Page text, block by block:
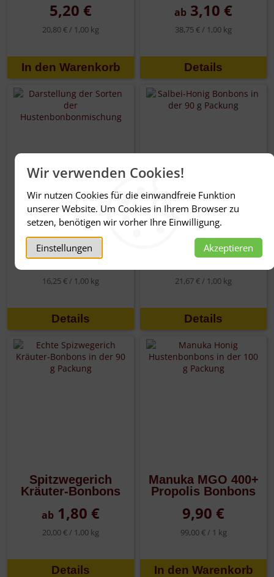
Wir verwenden Cookies!
Wir nutzen Cookies für die einwandfreie Funktion
unserer Website. Um Cookies in Ihrem Browser zu
setzen, benötigen wir vorher Ihre Einwilligung.
Einstellungen Akzeptieren
5,20 €
20,80 € / 1,00 kg
ab 3,10 €
38,75 € / 1,00 kg
Details
Hustenkräuter
Bonbons
1,95 €
16,25 € / 1,00 kg
Details
Salbei Honig
Bonbons
1,95 €
21,67 € / 1,00 kg
Details
Spitzwegerich
Kräuter-Bonbons
ab 1,80 €
20,00 € / 1,00 kg
Details
Manuka MGO 400+
Propolis Bonbons
9,90 €
99,00 € / 1 kg